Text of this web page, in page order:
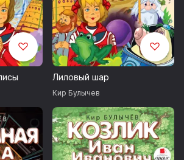
Лиловый шар
Кир Булычев